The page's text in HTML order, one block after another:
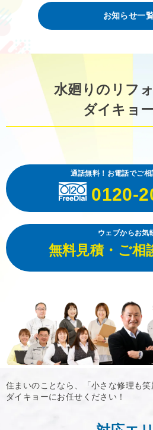
お知らせ一
水廻りのリフ
ダイキョ
通話無料！お電話でご相
0120-
ウェブからお気
無料見積・ご相
住まいのことなら、「小さな修理も
ダイキョーにお任せください！